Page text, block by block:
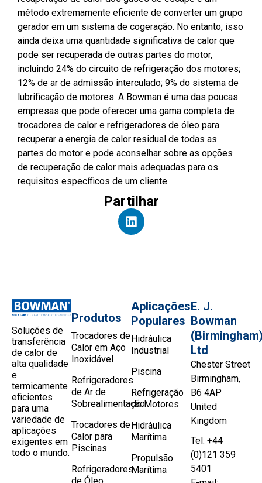
método extremamente eficiente de converter um grupo
gerador em um sistema de cogeração. No entanto, isso
ainda deixa uma quantidade significativa de calor que
pode ser recuperada de outras partes do motor,
incluindo 24% do circuito de refrigeração dos motores;
12% de ar de admissão interculado; 9% do sistema de
lubrificação de motores. A Bowman é uma das poucas
empresas que pode oferecer uma gama completa de
trocadores de calor e refrigeradores de óleo para
recuperar a energia de calor residual de todas as
partes do motor e pode aconselhar sobre as opções
de recuperação de calor mais adequadas para os
requisitos específicos de um cliente.
Partilhar
Soluções de
transferência
de calor de
alta qualidade
e
termicamente
eficientes
para uma
variedade de
aplicações
exigentes em
todo o mundo.
Produtos
Trocadores de
Calor em Aço
Inoxidável
Refrigeradores
de Ar de
Sobrealimentação
Trocadores de
Calor para
Piscinas
Refrigeradores
Aplicações
Populares
Hidráulica
Industrial
Piscina
Refrigeração
de Motores
Hidráulica
Marítima
Propulsão
Marítima
E. J.
Bowman
Ltd
Chester Street
Birmingham,
B6 4AP
United
Kingdom
Tel: +44
(0)121 359
5401